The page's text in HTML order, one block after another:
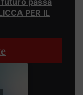
PER IL